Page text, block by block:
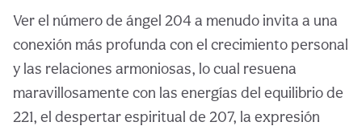
Ver el número de ángel 204 a menudo invita a una
conexión más profunda con el crecimiento personal
y las relaciones armoniosas, lo cual resuena
maravillosamente con las energías del equilibrio de
221, el despertar espiritual de 207, la expresión